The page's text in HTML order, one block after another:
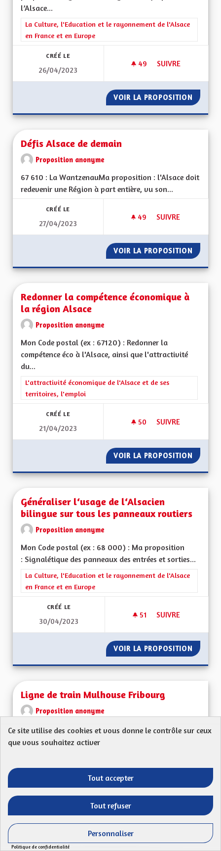
l’Alsace...
Filtrer les résultats de la catégorie : La Culture, l'Education et
La Culture, l'Education et le rayonnement de l'Alsace
en France et en Europe
CRÉÉ LE
26/04/2023
49 49 ABONNÉS
SUIVRE
VOIR LA PROPOSITION
Défis Alsace de demain
Proposition anonyme
67 610 : La WantzenauMa proposition : l'Alsace doit
redevenir une Région à part entière, vu son...
CRÉÉ LE
27/04/2023
49 49 ABONNÉS
SUIVRE
VOIR LA PROPOSITION DÉFIS
Redonner la compétence économique à
la région Alsace
Proposition anonyme
Mon Code postal (ex : 67120) : Redonner la
compétence éco à l'Alsace, ainsi que l'attractivité
du...
Filtrer les résultats de la catégorie : L'attractivité
L'attractivité économique de l'Alsace et de ses
territoires, l'emploi
CRÉÉ LE
21/04/2023
50 50 ABONNÉS
SUIVRE
VOIR LA PROPOSITION
Généraliser l‘usage de l‘Alsacien
bilingue sur tous les panneaux routiers
Proposition anonyme
Mon Code postal (ex : 68 000) : Ma proposition
: Signalétique des panneaux des entrées et sorties...
Filtrer les résultats de la catégorie : La Culture, l'Education et
La Culture, l'Education et le rayonnement de l'Alsace
en France et en Europe
CRÉÉ LE
30/04/2023
51 51 ABONNÉS
SUIVRE
VOIR LA PROPOSITION
Ligne de train Mulhouse Fribourg
Proposition anonyme
Mon Code postal (ex : 68 000) : 68800Ma
proposition : Serait-il possible de rouvrir une ligne...
VOIR LA PROPOSITIONLIGNE
Ce site utilise des cookies et vous donne le contrôle sur ceux
que vous souhaitez activer
Tout accepter
Tout refuser
Personnaliser
Politique de confidentialité